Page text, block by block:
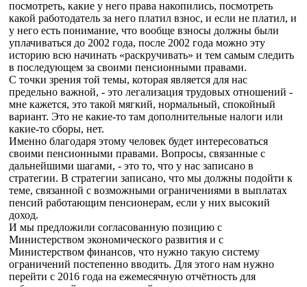
посмотреть, какие у него права накопились, посмотреть
какой работодатель за него платил взнос, и если не платил, и
у него есть понимание, что вообще взносы должны были
уплачиваться до 2002 года, после 2002 года можно эту
историю всю начинать «раскручивать» и тем самым следить
в последующем за своими пенсионными правами.
С точки зрения той темы, которая является для нас
предельно важной, - это легализация трудовых отношений -
мне кажется, это такой мягкий, нормальный, спокойный
вариант. Это не какие-то там дополнительные налоги или
какие-то сборы, нет.
Именно благодаря этому человек будет интересоваться
своими пенсионными правами. Вопросы, связанные с
дальнейшими шагами, - это то, что у нас записано в
стратегии. В стратегии записано, что мы должны подойти к
теме, связанной с возможными ограничениями в выплатах
пенсий работающим пенсионерам, если у них высокий
доход.
И мы предложили согласованную позицию с
Министерством экономического развития и с
Министерством финансов, что нужно такую систему
ограничений постепенно вводить. Для этого нам нужно
перейти с 2016 года на ежемесячную отчётность для